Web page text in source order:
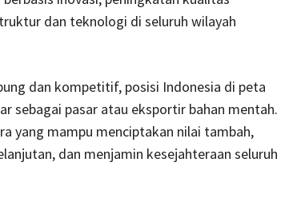
dan teknologi di seluruh wilayah
dan kompetitif, posisi Indonesia di peta
sebagai pasar atau eksportir bahan mentah.
yang mampu menciptakan nilai tambah,
dan menjamin kesejahteraan seluruh